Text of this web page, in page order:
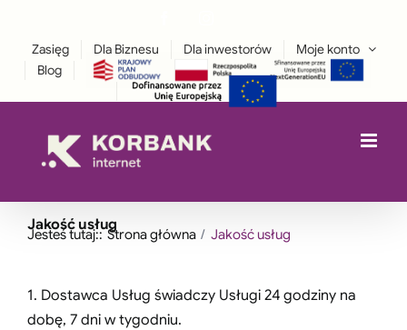
zawartości
Zasięg Dla Biznesu Dla inwestorów
Moje konto
Blog
Jakość usług
Jesteś tutaj:: Strona główna Jakość usług
1. Dostawca Usług świadczy Usługi 24 go­dziny na
dobę, 7 dni w tygodniu.